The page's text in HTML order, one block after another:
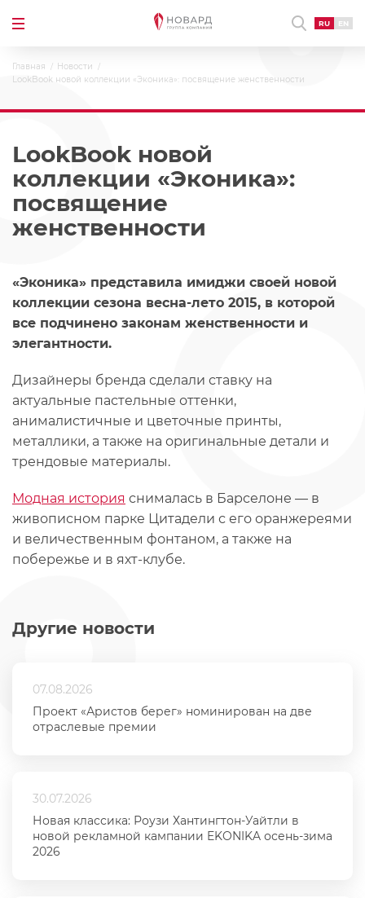
RU EN
Главная
Новости
LookBook новой коллекции «Эконика»: посвящение женственности
LookBook новой
коллекции «Эконика»:
посвящение
женственности
Другие новости
07.08.2026
Проект «Аристов берег» номинирован на две
отраслевые премии
30.07.2026
Новая классика: Роузи Хантингтон-Уайтли в
новой рекламной кампании EKONIKA осень-зима
2026
«Эконика» представила имиджи своей новой
коллекции сезона весна-лето 2015, в которой
все подчинено законам женственности и
элегантности.
Дизайнеры бренда сделали ставку на
актуальные пастельные оттенки,
анималистичные и цветочные принты,
металлики, а также на оригинальные детали и
трендовые материалы.
Модная история снималась в Барселоне — в
живописном парке Цитадели с его оранжереями
и величественным фонтаном, а также на
побережье и в яхт-клубе.